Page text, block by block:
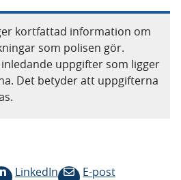
kortfattad information om
som polisen gör.
uppgifter som ligger
Det betyder att uppgifterna
LinkedIn E-post